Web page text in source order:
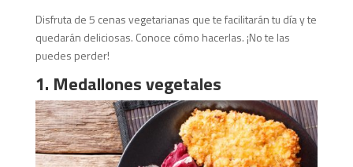
Disfruta de 5 cenas vegetarianas que te facilitarán tu día y te
quedarán deliciosas. Conoce cómo hacerlas. ¡No te las
puedes perder!
1. Medallones vegetales